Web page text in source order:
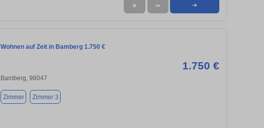
★ ➦ ➜
Wohnen auf Zeit in Bamberg 1.750 €
1.750 €
Bamberg, 96047
Zimmer Zimmer 3